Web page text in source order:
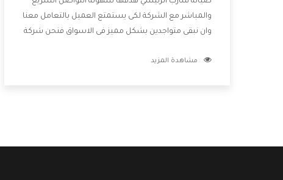
والمباشر مع الشركة لكى يستمتع العميل بالتعامل معنا
وان نبقى متواجدين بشكل مميز فى الاسواق فنحن شركة
بالخدمات التى تنفرد الشركة بها والتى تكون منها خدمة
مشاهدة المزيد